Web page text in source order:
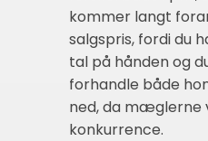
kommer langt
salgspris, fordi du
tal på hånden og
forhandle både
ned, da mæglerne
konkurrence.